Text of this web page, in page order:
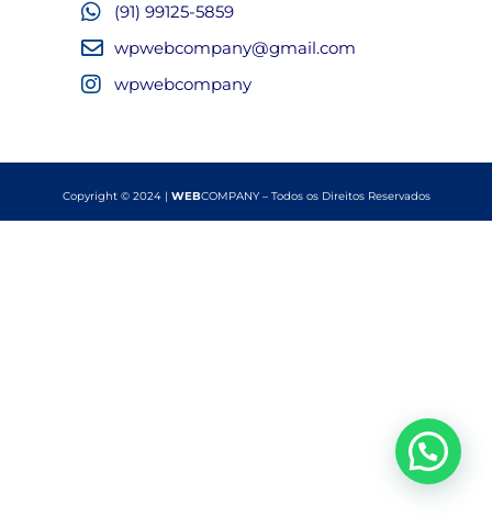
(91) 99125-5859
wpwebcompany@gmail.com
wpwebcompany
Copyright © 2024 | WEBCOMPANY – Todos os Direitos Reservados